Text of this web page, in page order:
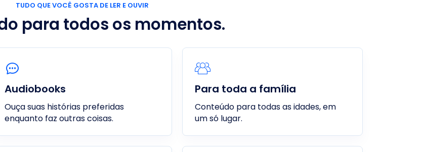
TUDO QUE VOCÊ GOSTA DE LER E OUVIR
para todos os momentos.
Audiobooks
Ouça suas histórias preferidas
enquanto faz outras coisas.
Para toda a família
Conteúdo para todas as idades, em
um só lugar.